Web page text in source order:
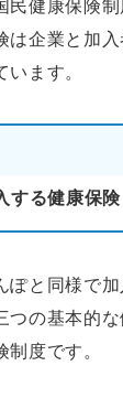
民健康保険
は企業と加
ます。
する健康保険
ぽと同様で
つの基本的
度です。